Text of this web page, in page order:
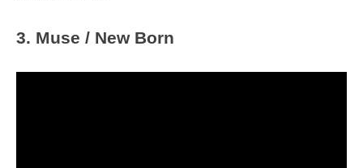
3. Muse / New Born